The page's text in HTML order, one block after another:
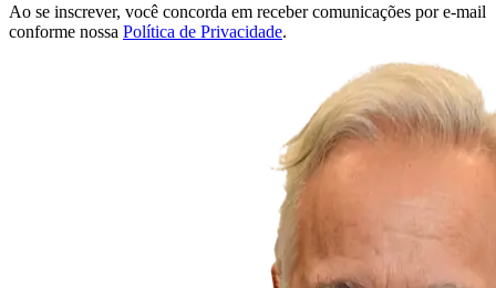
Ao se inscrever, você concorda em receber comunicações por e-mail
conforme nossa Política de Privacidade.